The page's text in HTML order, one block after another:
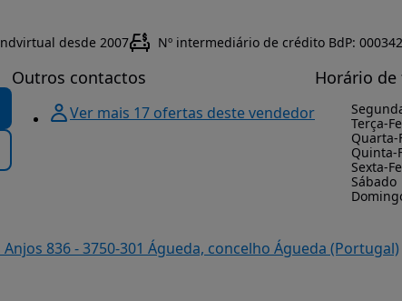
desde 2007 Nº intermediário de crédito BdP:
Outros contactos
Ver mais 17 ofertas deste vendedor
Horário
Terça-
Quarta-
Quinta-
Sexta-
Sábado
836 - 3750-301 Águeda, concelho Águeda (Portugal)